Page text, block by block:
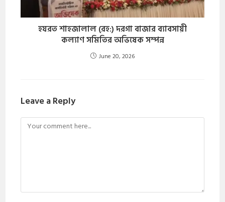
হযরত শাহজালাল (রহ:) দরগা বাজার ব্যাবসায়ী
কল্যাণ সমিতির অভিষেক সম্পন্ন
June 20, 2026
Leave a Reply